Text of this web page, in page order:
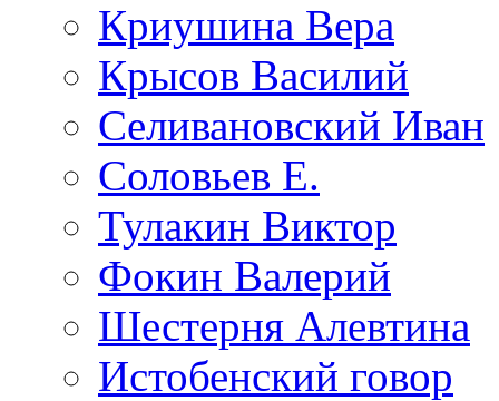
Криушина Вера
Крысов Василий
Селивановский Иван
Соловьев Е.
Тулакин Виктор
Фокин Валерий
Шестерня Алевтина
Истобенский говор